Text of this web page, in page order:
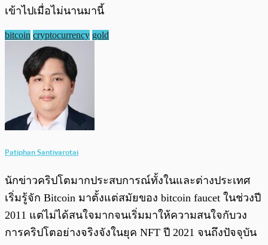
เข้าไปเมื่อไม่นานมานี้
bitcoin cryptocurrency gold
Patiphan Santivarotai
นักข่าวคริปโตมากประสบการณ์ทั้งในและต่างประเทศ
เริ่มรู้จัก Bitcoin มาตั้งแต่สมัยของ bitcoin faucet ในช่วงปี
2011 แต่ไม่ได้สนใจมากจนเริ่มมาให้ความสนใจกับวง
การคริปโตอย่างจริงจังในยุค NFT ปี 2021 จนถึงปัจจุบัน